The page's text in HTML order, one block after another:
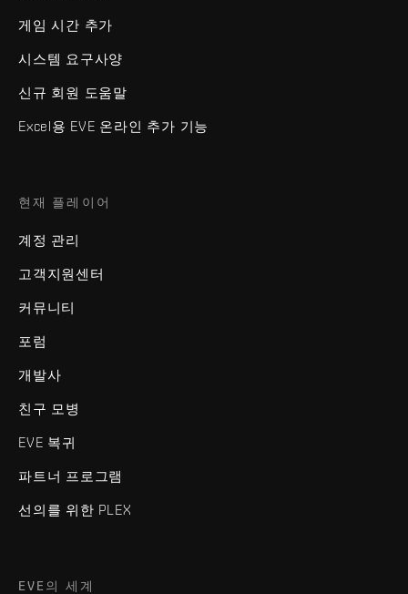
게임 시간 추가
시스템 요구사양
신규 회원 도움말
Excel용 EVE 온라인 추가 기능
현재 플레이어
계정 관리
고객지원센터
커뮤니티
포럼
개발사
친구 모병
EVE 복귀
파트너 프로그램
선의를 위한 PLEX
EVE의 세계